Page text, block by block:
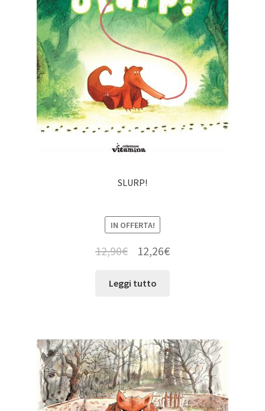
SLURP!
IN OFFERTA!
12,90€ 12,26€
Leggi tutto